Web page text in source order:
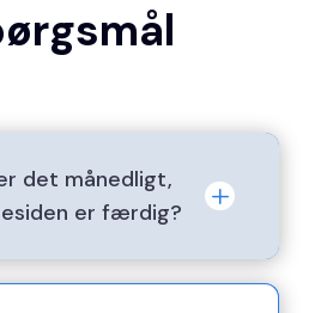
det månedligt,
er færdig?
L
100%, derved